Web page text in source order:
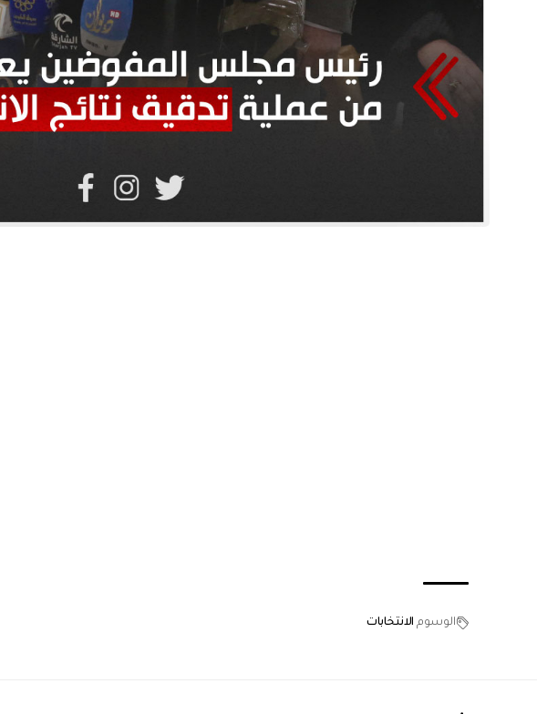
الوسوم الانتخابات